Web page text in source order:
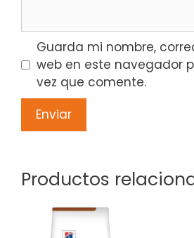
Guarda mi nombre,
web en este navegador
vez que comente.
Productos